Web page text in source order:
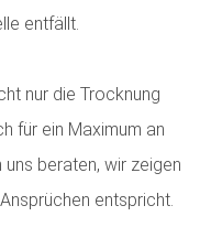
entfällt.
nur die Trocknung
für ein Maximum an
beraten, wir zeigen
entspricht.